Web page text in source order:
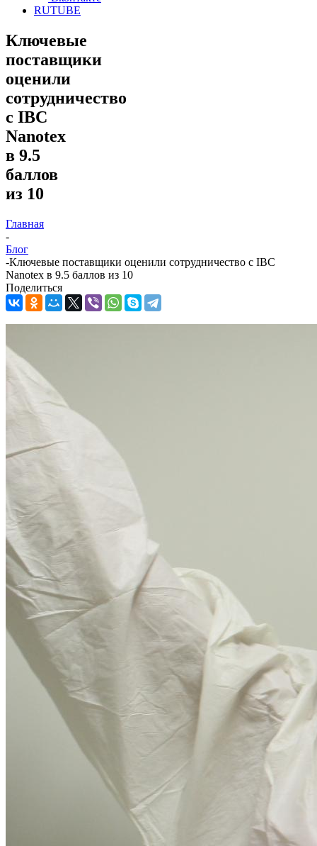
RUTUBE
Ключевые
поставщики
оценили
сотрудничество
с IBC
Nanotex
в 9.5
баллов
из 10
Главная
-
Блог
-Ключевые поставщики оценили сотрудничество с IBC
Nanotex в 9.5 баллов из 10
Поделиться